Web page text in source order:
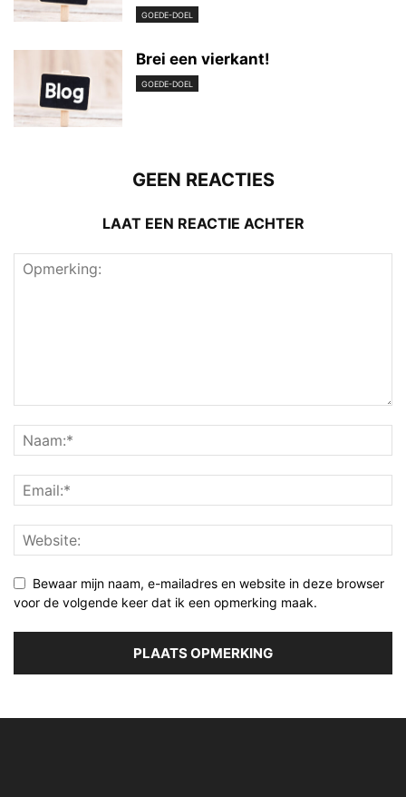
GOEDE-DOEL
Brei een vierkant!
GOEDE-DOEL
GEEN REACTIES
LAAT EEN REACTIE ACHTER
Bewaar mijn naam, e-mailadres en website in deze browser
voor de volgende keer dat ik een opmerking maak.